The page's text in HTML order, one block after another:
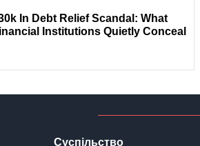
Суспільство